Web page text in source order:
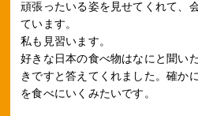
頑張ったいる姿を見せてくれて、
ています。
私も見習います。
好きな日本の食べ物はなにと聞い
きですと答えてくれました。確か
を食べにいくみたいです。